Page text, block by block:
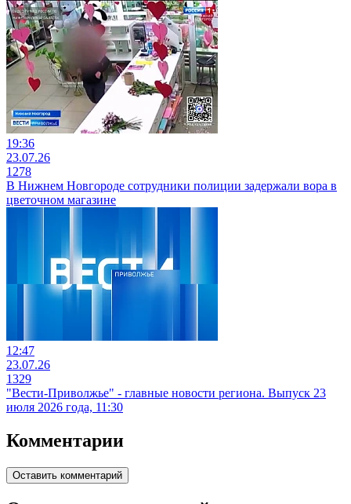
19:36
23.07.26
1278
В Нижнем Новгороде сотрудники полиции задержали вора в
цветочном магазине
12:47
23.07.26
1329
"Вести-Приволжье" - главные новости региона. Выпуск 23
июля 2026 года, 11:30
Комментарии
Оставить комментарий